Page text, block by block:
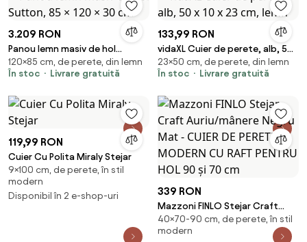
3.209 RON
Panou lemn masiv de hol
Sutton, 85 × 120 × 30 cm
120×85 cm, de perete, din lemn
În stoc
Livrare gratuită
133,99 RON
vidaXL Cuier de perete, alb, 50
x 10 x 23 cm, lemn
23×50 cm, de perete, din lemn
În stoc
Livrare gratuită
119,99 RON
Cuier Cu Polita Miraly Stejar
9×100 cm, de perete, în stil
modern
Disponibil în 2 e-shop-uri
339 RON
Mazzoni FINLO Stejar Craft
Auriu/mânere Negru Mat - CUIER
DE PERETE MODERN CU RAFT
40×70-90 cm, de perete, în stil
modern